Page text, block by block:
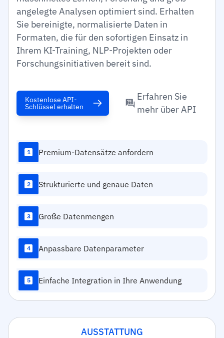
angelegte Analysen optimiert sind. Erhalten
Sie bereinigte, normalisierte Daten in
Formaten, die für den sofortigen Einsatz in
Ihrem KI-Training, NLP-Projekten oder
Forschungsinitiativen bereit sind.
Kostenlose API-
Schlüssel erhalten
Erfahren Sie
mehr über API
1 Premium-Datensätze anfordern
2 Strukturierte und genaue Daten
3 Große Datenmengen
4 Anpassbare Datenparameter
5 Einfache Integration in Ihre Anwendung
AUSSTATTUNG